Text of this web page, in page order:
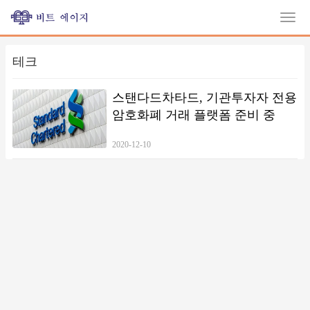
테크
스탠다드차타드, 기관투자자 전용
암호화폐 거래 플랫폼 준비 중
2020-12-10